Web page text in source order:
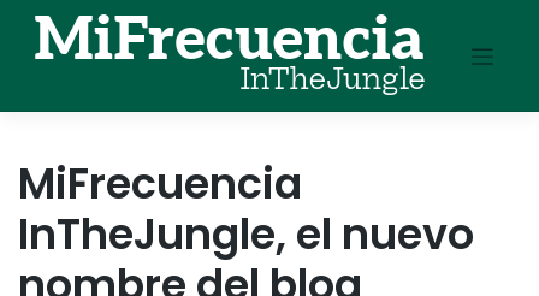
content
MiFrecuencia
InTheJungle, el nuevo
nombre del blog